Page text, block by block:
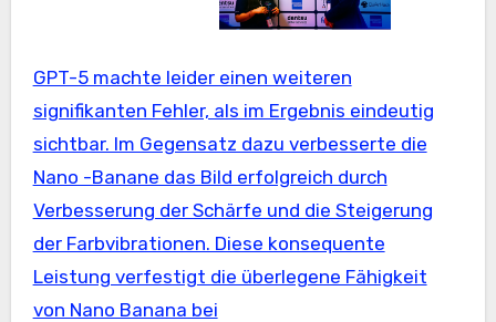
GPT-5 machte leider einen weiteren
signifikanten Fehler, als im Ergebnis eindeutig
sichtbar. Im Gegensatz dazu verbesserte die
Nano -Banane das Bild erfolgreich durch
Verbesserung der Schärfe und die Steigerung
der Farbvibrationen. Diese konsequente
Leistung verfestigt die überlegene Fähigkeit
von Nano Banana bei